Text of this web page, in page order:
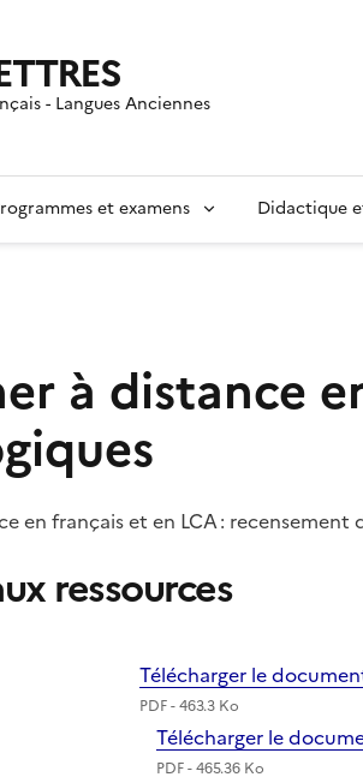
- Langues Anciennes
et examens Didactique
à distance
en français et en LCA :
ressources
Télécharger le
PDF - 463.3 Ko
Télécharger le
PDF - 465.36 Ko